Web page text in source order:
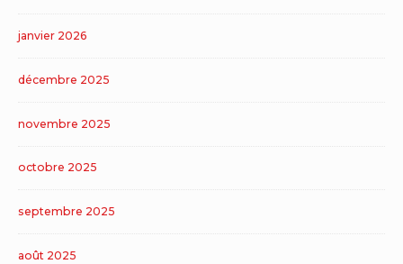
janvier 2026
décembre 2025
novembre 2025
octobre 2025
septembre 2025
août 2025